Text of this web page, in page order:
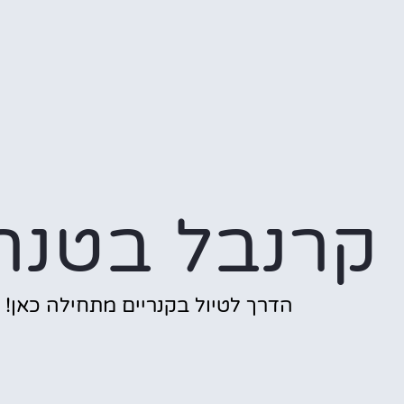
קרנבל
הדרך לטיול בקנריים מתחילה כאן!